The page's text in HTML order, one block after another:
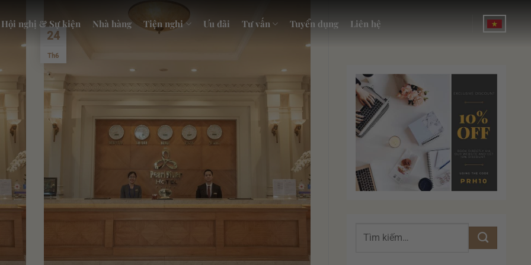
Hội nghị & Sự kiện Nhà hàng Tiện nghi Ưu đãi Tư vấn Tuyển dụng Liên hệ
24
Th6